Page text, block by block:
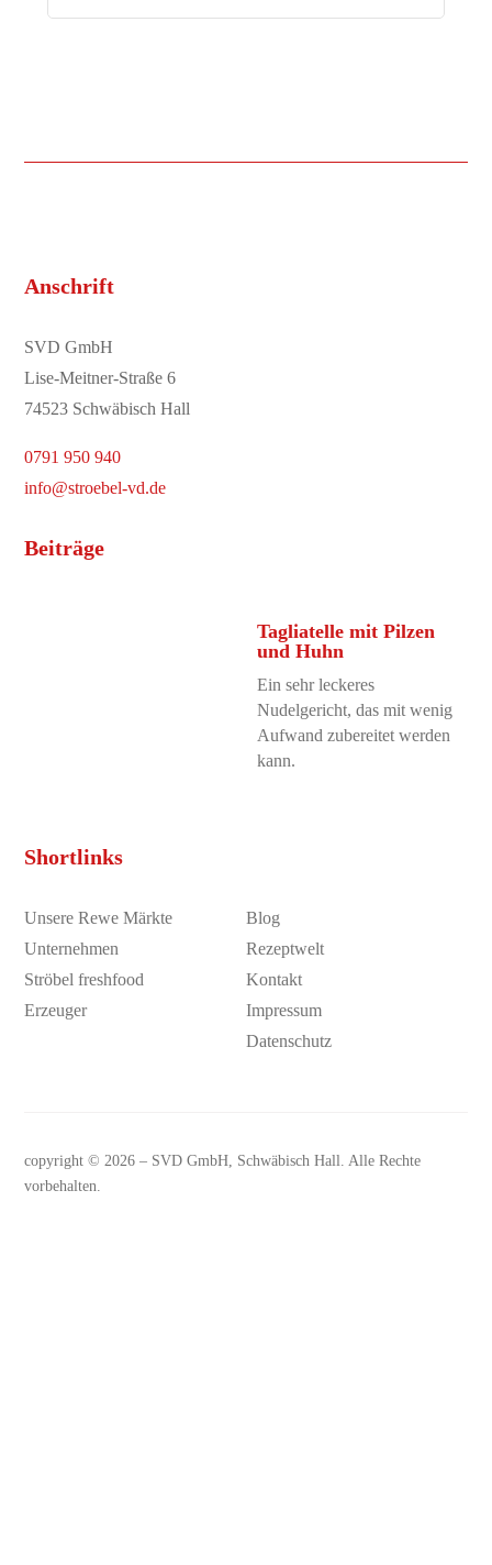
Anschrift
SVD GmbH
Lise-Meitner-Straße 6
74523 Schwäbisch Hall
0791 950 940
info@stroebel-vd.de
Beiträge
Tagliatelle mit Pilzen
und Huhn
Ein sehr leckeres
Nudelgericht, das mit wenig
Aufwand zubereitet werden
kann.
Shortlinks
Unsere Rewe Märkte
Blog
Unternehmen
Rezeptwelt
Ströbel freshfood
Kontakt
Erzeuger
Impressum
Datenschutz
copyright © 2026 – SVD GmbH, Schwäbisch Hall. Alle Rechte
vorbehalten.